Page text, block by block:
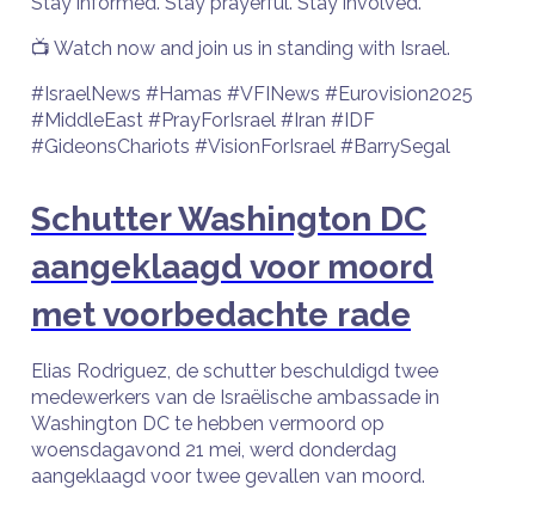
📺 Watch now and join us in standing with Israel.
#IsraelNews #Hamas #VFINews #Eurovision2025
#MiddleEast #PrayForIsrael #Iran #IDF
#GideonsChariots #VisionForIsrael #BarrySegal
Schutter Washington DC
aangeklaagd voor moord
met voorbedachte rade
Elias Rodriguez, de schutter beschuldigd twee
medewerkers van de Israëlische ambassade in
Washington DC te hebben vermoord op
woensdagavond 21 mei, werd donderdag
aangeklaagd voor twee gevallen van moord.